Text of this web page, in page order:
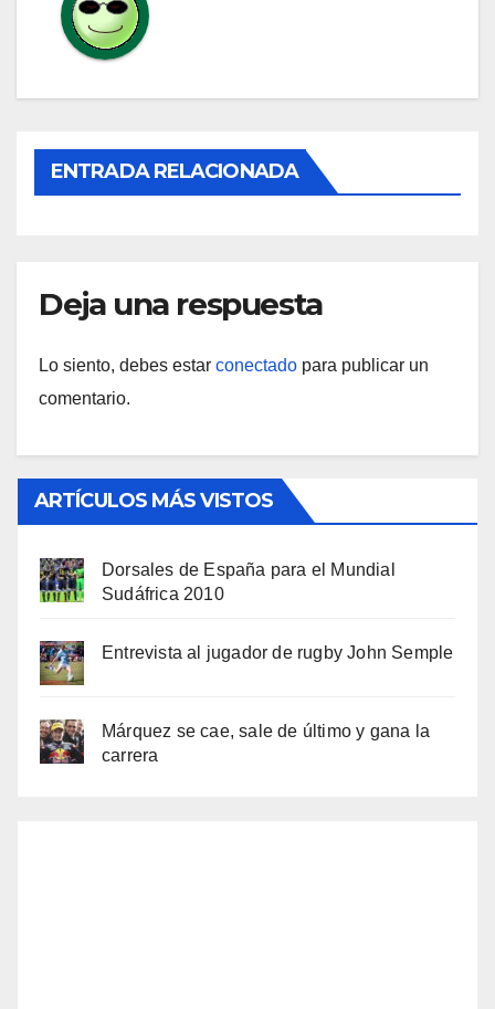
ENTRADA RELACIONADA
Deja una respuesta
Lo siento, debes estar conectado para publicar un
comentario.
ARTÍCULOS MÁS VISTOS
Dorsales de España para el Mundial
Sudáfrica 2010
Entrevista al jugador de rugby John Semple
Márquez se cae, sale de último y gana la
carrera